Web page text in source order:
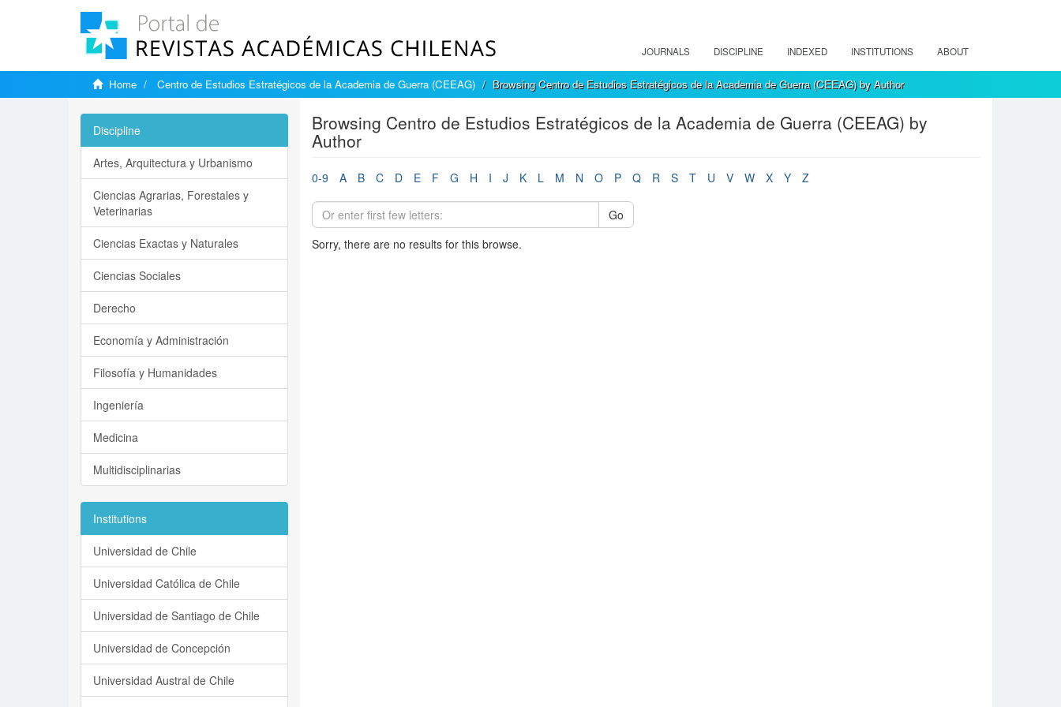
JOURNALS DISCIPLINE INDEXED INSTITUTIONS ABOUT
Home Centro de Estudios Estratégicos de la Academia de Guerra (CEEAG) Browsing Centro de Estudios Estratégicos de la Academia de Guerra (CEEAG) by Author
Browsing Centro de Estudios Estratégicos de la Academia de Guerra (CEEAG) by
Author
0-9 A B C D E F G H I J K L M N O P Q R S T U V W X Y Z
Go
Sorry, there are no results for this browse.
Discipline
Artes, Arquitectura y Urbanismo
Ciencias Agrarias, Forestales y
Veterinarias
Ciencias Exactas y Naturales
Ciencias Sociales
Derecho
Economía y Administración
Filosofía y Humanidades
Ingeniería
Medicina
Multidisciplinarias
Institutions
Universidad de Chile
Universidad Católica de Chile
Universidad de Santiago de Chile
Universidad de Concepción
Universidad Austral de Chile